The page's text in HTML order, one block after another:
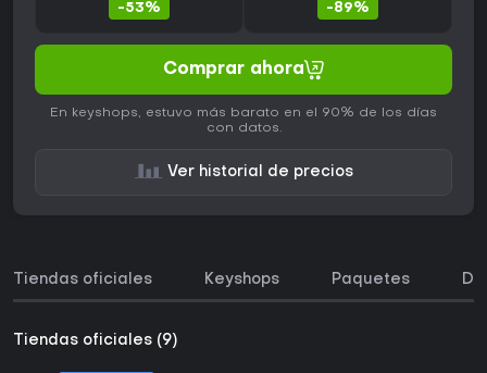
-53% -89%
Comprar ahora
En keyshops, estuvo más barato en el 90% de los días
con datos.
Ver historial de precios
Tiendas oficiales Keyshops Paquetes
Tiendas oficiales (9)